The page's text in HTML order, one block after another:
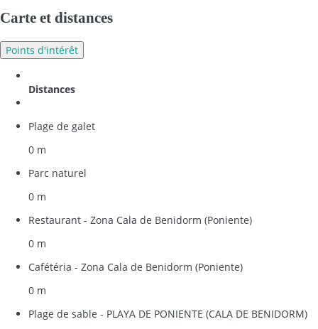
Carte et distances
Points d'intérêt
Distances
Plage de galet
0 m
Parc naturel
0 m
Restaurant - Zona Cala de Benidorm (Poniente)
0 m
Cafétéria - Zona Cala de Benidorm (Poniente)
0 m
Plage de sable - PLAYA DE PONIENTE (CALA DE BENIDORM)